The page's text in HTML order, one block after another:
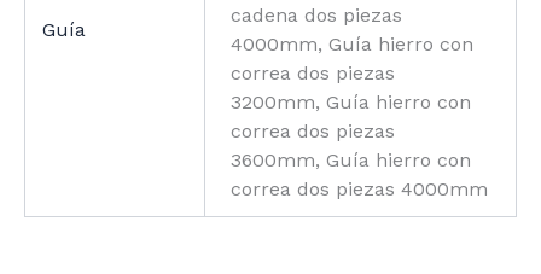
Guía
cadena dos piezas
4000mm, Guía hierro con
correa dos piezas
3200mm, Guía hierro con
correa dos piezas
3600mm, Guía hierro con
correa dos piezas 4000mm